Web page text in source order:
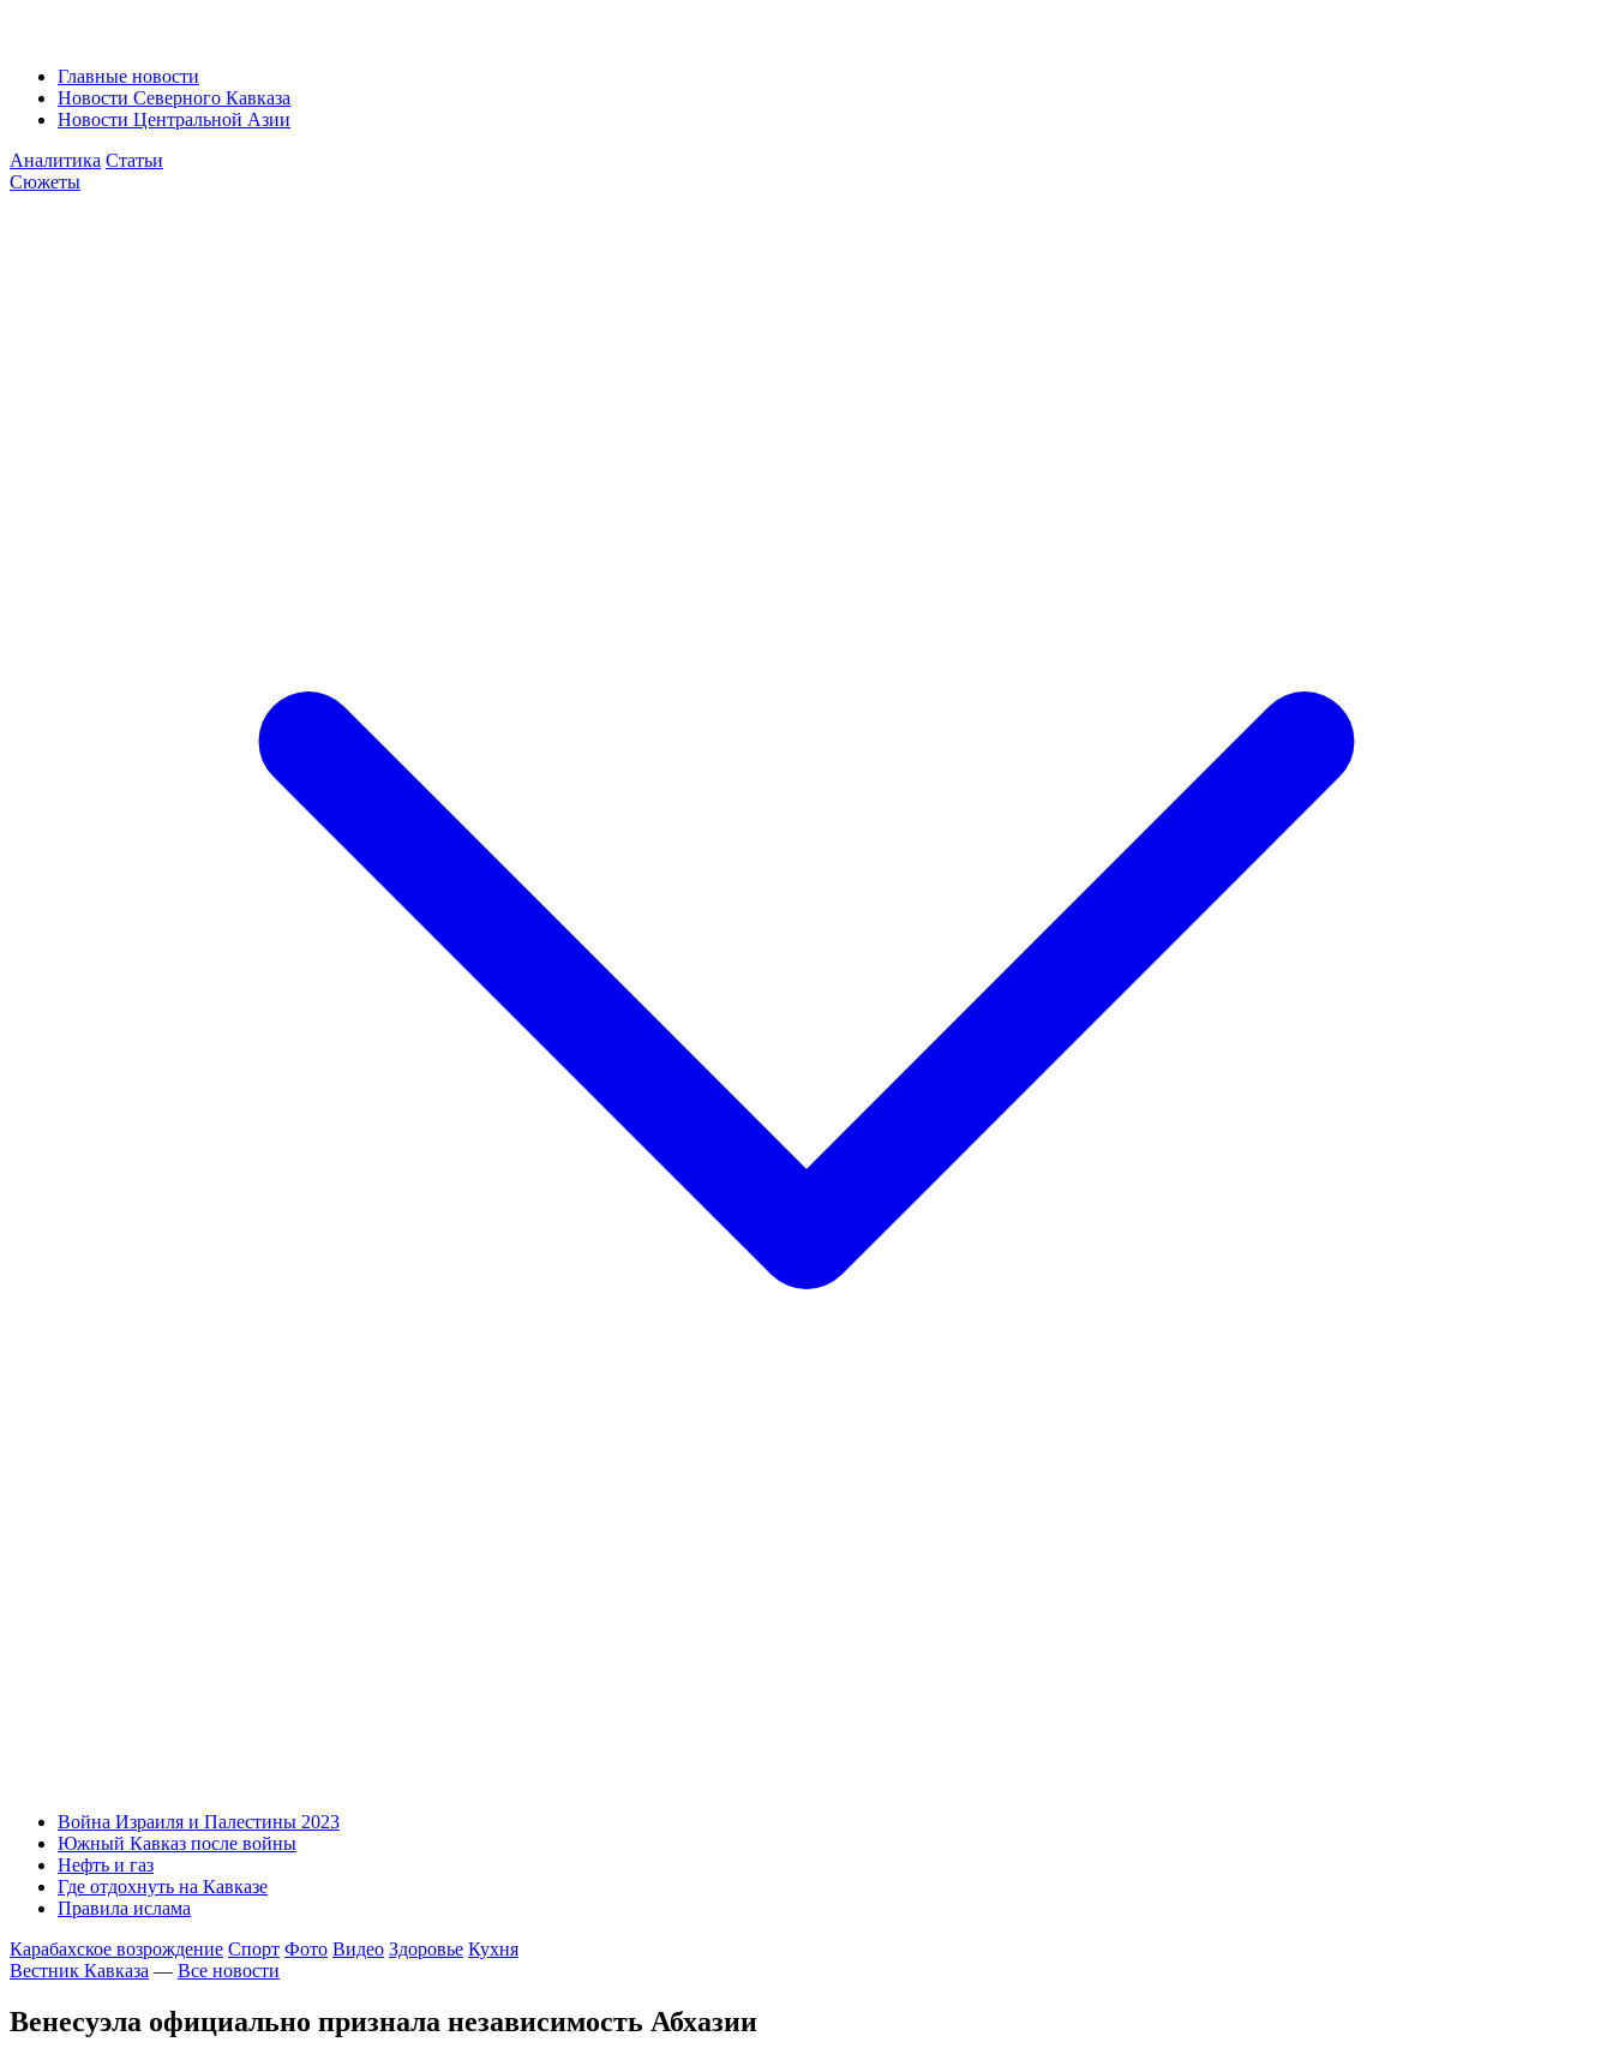
Главные новости
Новости Северного Кавказа
Новости Центральной Азии
Аналитика Статьи
Сюжеты
Война Израиля и Палестины 2023
Южный Кавказ после войны
Нефть и газ
Где отдохнуть на Кавказе
Правила ислама
Карабахское возрождение Спорт Фото Видео Здоровье Кухня
Вестник Кавказа — Все новости
Венесуэла официально признала независимость Абхазии